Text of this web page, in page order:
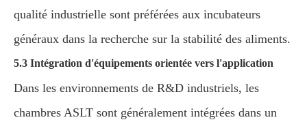
qualité industrielle sont préférées aux incubateurs
généraux dans la recherche sur la stabilité des aliments.
5.3 Intégration d'équipements orientée vers l'application
Dans les environnements de R&D industriels, les
chambres ASLT sont généralement intégrées dans un